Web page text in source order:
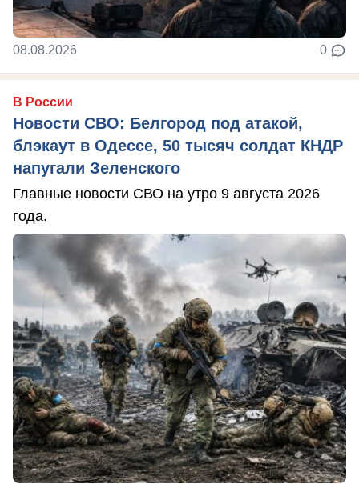
08.08.2026 0
В России
Новости СВО: Белгород под атакой,
блэкаут в Одессе, 50 тысяч солдат КНДР
напугали Зеленского
Главные новости СВО на утро 9 августа 2026
года.